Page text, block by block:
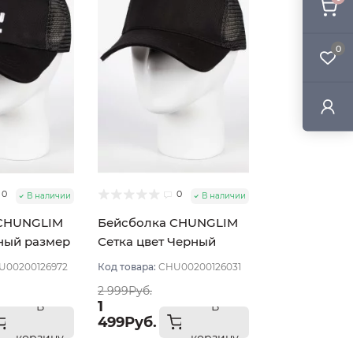
0
0 В наличии
размер
В
корзину
0 В наличии
Бейсболка CHUNGLIM
Сетка цвет Черный
размер UNI
Код товара: CHU00200126031
2 999Руб.
1
499Руб.
В
корзину